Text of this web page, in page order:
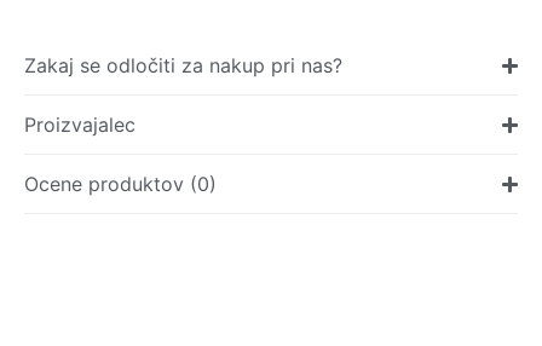
Zakaj se odločiti za nakup pri nas?
Proizvajalec
Ocene produktov (0)